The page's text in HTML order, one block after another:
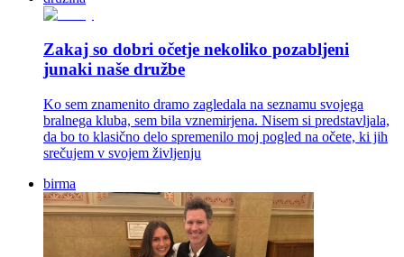
Zakaj so dobri očetje nekoliko pozabljeni
junaki naše družbe
Ko sem znamenito dramo zagledala na seznamu svojega
bralnega kluba, sem bila vznemirjena. Nisem si predstavljala,
da bo to klasično delo spremenilo moj pogled na očete, ki jih
srečujem v svojem življenju
birma